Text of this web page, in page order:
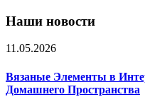
Наши новости
11.05.2026
Вязаные Элементы в
Домашнего Пространства